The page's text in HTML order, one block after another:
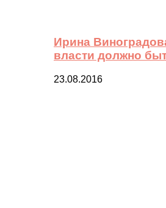
Ирина
власти должно
23.08.2016